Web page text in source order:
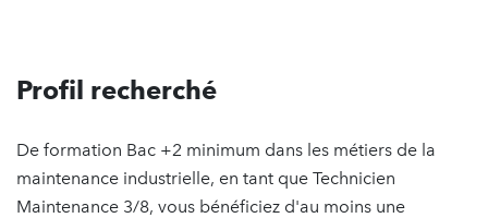
Profil recherché
De formation Bac +2 minimum dans les métiers de la
maintenance industrielle, en tant que Technicien
Maintenance 3/8, vous bénéficiez d'au moins une